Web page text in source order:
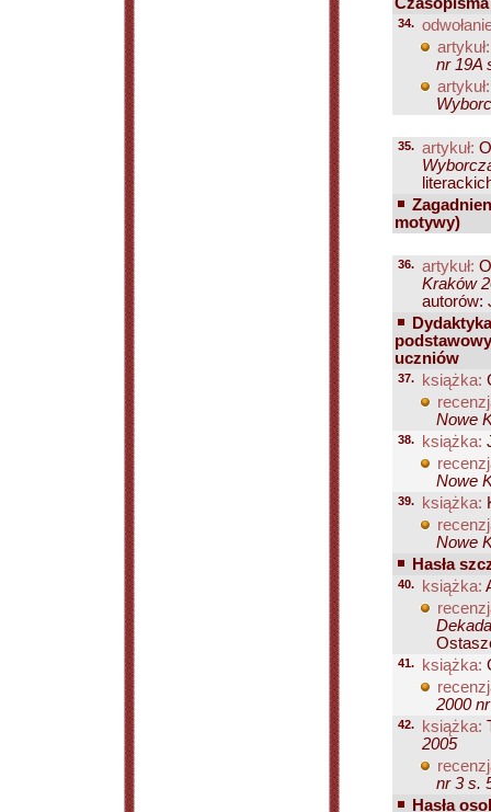
34.
artykuł:
nr 19A
artykuł:
35. artykuł:
motywy)
36. artykuł:
Kraków
autorów:
uczniów
37. książka:
Nowe
38. książka:
Nowe
39. książka:
Nowe
Hasła
40. książka:
41. książka:
2000
42. książka:
2005
nr 3 s.
Hasła